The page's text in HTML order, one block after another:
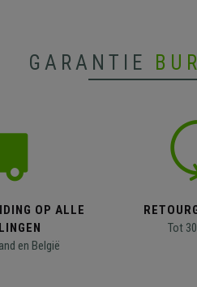
GARANTIE
OP ALLE
en België
Tot